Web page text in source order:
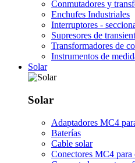
Conmutadores y
Enchufes Industriales
Interruptores -
Supresores de
Transformadores de
Instrumentos de
Solar
Solar
Adaptadores MC4
Baterías
Cable solar
Conectores MC4 para